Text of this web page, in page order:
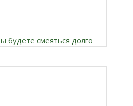
будете смеяться долго